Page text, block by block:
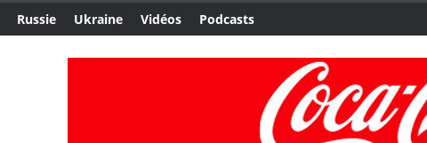
Russie Ukraine Vidéos Podcasts